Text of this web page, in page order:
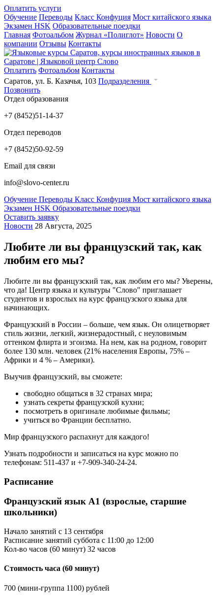
Оплатить услуги
Обучение Переводы Класс Конфуция Мост китайского языка
Экзамен HSK Образовательные поездки
Главная Фотоальбом Журнал «Полиглот» Новости О
компании Отзывы Контакты
Оплатить Фотоальбом Контакты
Саратов, ул. Б. Казачья, 103 Подразделения
Позвонить
Отдел образования
+7 (8452)51-14-37
Отдел переводов
+7 (8452)50-92-59
Email для связи
info@slovo-center.ru
Обучение Переводы Класс Конфуция Мост китайского языка
Экзамен HSK Образовательные поездки
Оставить заявку
Новости 28 Августа, 2025
Любите ли вы французский так, как
любим его мы?
Любите ли вы французский так, как любим его мы? Уверены,
что да! Центр языка и культуры "Слово" приглашает
студентов и взрослых на курс французского языка для
начинающих.
Французский в России – больше, чем язык. Он олицетворяет
стиль жизни, легкий, жизнерадостный, с неуловимым
оттенком флирта и эгоизма. На нем, как на родном, говорит
более 130 млн. человек (21% населения Европы, 75% –
Африки и 4 % – Америки).
Выучив французский, вы сможете:
свободно общаться в 32 странах мира;
узнать секреты французской кухни;
посмотреть в оригинале любимые фильмы;
учиться во Франции бесплатно.
Мир французского распахнут для каждого!
Узнать подробности и записаться на курс можно по
телефонам: 511-437 и +7-909-340-24-24.
Расписание
Французский язык А1 (взрослые, старшие
школьники)
Начало занятий с 13 сентября
Расписание занятий суббота с 11:00 до 12:00
Кол-во часов (60 минут) 32 часов
Стоимость часа (60 минут)
700 (мини-группа 1100) рублей